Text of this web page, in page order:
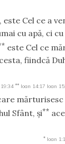
este Cel ce a
cu apă, ci cu
este Cel ce
fiindcă
** Ioan 14:17 Ioan
Sfânt, şi**
* Ioan 1:1